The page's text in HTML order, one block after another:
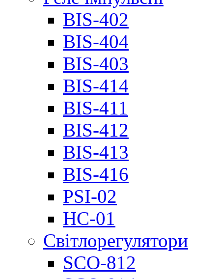
BIS-402
BIS-404
BIS-403
BIS-414
BIS-411
BIS-412
BIS-413
BIS-416
PSI-02
НС-01
Світлорегулятори
SCO-812